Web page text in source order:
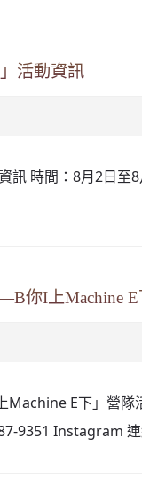
活動資訊
時間：8月2日
你I上Machine
E下」營
9351 Instagram 連